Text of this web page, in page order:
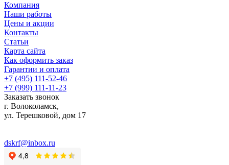
Компания
Наши работы
Цены и акции
Контакты
Статьи
Карта сайта
Как оформить заказ
Гарантии и оплата
+7 (495) 111-52-46
+7 (999) 111-11-23
Заказать звонок
г. Волоколамск,
ул. Терешковой, дом 17
dskrf@inbox.ru